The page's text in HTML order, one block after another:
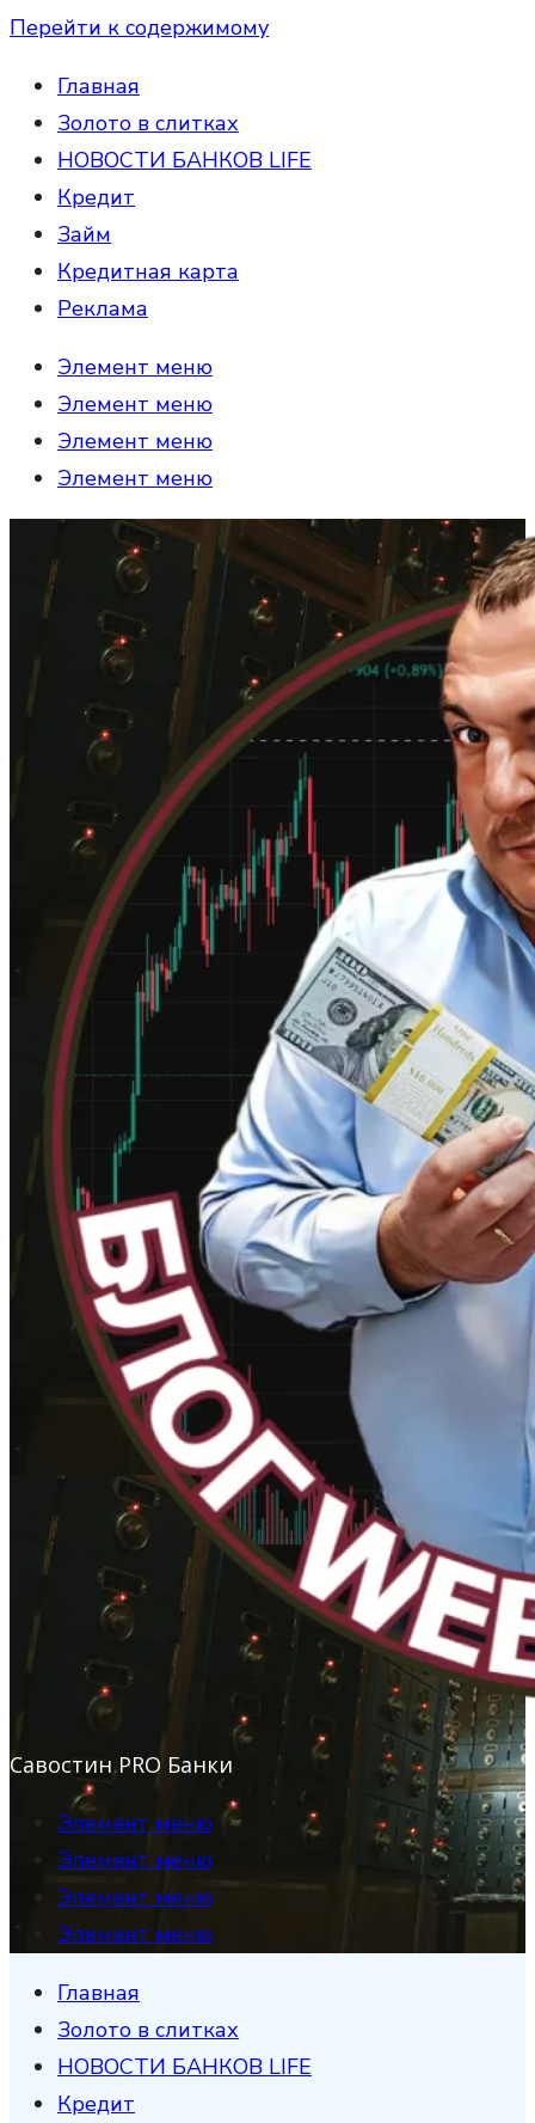
Перейти к содержимому
Главная
Золото в слитках
НОВОСТИ БАНКОВ LIFE
Кредит
Займ
Кредитная карта
Реклама
Элемент меню
Элемент меню
Элемент меню
Элемент меню
Савостин PRO Банки
Элемент меню
Элемент меню
Элемент меню
Элемент меню
Главная
Золото в слитках
НОВОСТИ БАНКОВ LIFE
Кредит